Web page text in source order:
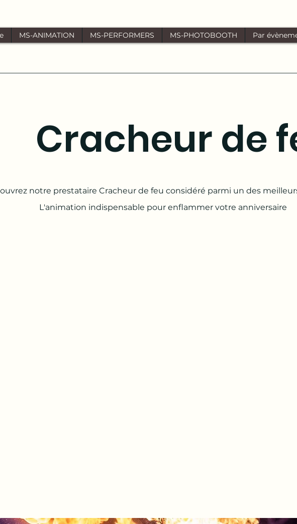
MS-ANIMATION MS-PERFORMERS MS-PHOTOBOOTH Par
Cracheur de
notre prestataire Cracheur de feu considéré parmi un des
L'animation indispensable pour enflammer votre anniversaire